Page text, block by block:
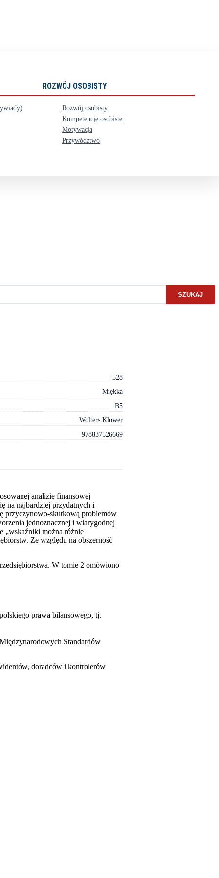
ROZWÓJ OSOBISTY
Rozwój osobisty
Kompetencje osobiste
Motywacja
Przywództwo
SZUKAJ
528
Miękka
B5
Wolters Kluwer
978837526669
analizie finansowej
na najbardziej przydatnych i
przyczynowo-skutkową problemów
jednoznacznej i wiarygodnej
„wskaźniki można różnie
Ze względu na obszerność
W tomie 2 omówiono
prawa bilansowego, tj.
Standardów
doradców i kontrolerów